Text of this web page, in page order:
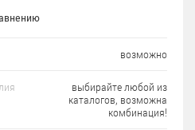
возможно
выбирайте любой из
каталогов, возможна
комбинация!